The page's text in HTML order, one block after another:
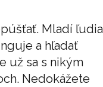
Mladí ľudia
a hľadať
už sa s nikým
Nedokážete